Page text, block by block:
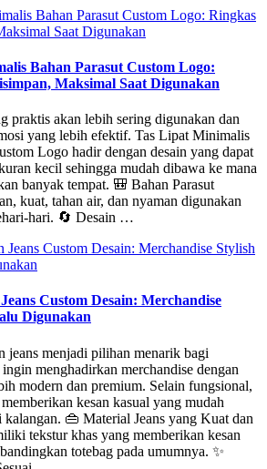
Bahan Parasut Custom Logo:
Maksimal Saat Digunakan
praktis akan lebih sering digunakan dan
yang lebih efektif. Tas Lipat Minimalis
Logo hadir dengan desain yang dapat
kecil sehingga mudah dibawa ke mana
banyak tempat. 🎒 Bahan Parasut
kuat, tahan air, dan nyaman digunakan
hari. 🔄 Desain …
Custom Desain: Merchandise
Digunakan
jeans menjadi pilihan menarik bagi
menghadirkan merchandise dengan
modern dan premium. Selain fungsional,
kesan kasual yang mudah
kalangan. 👜 Material Jeans yang Kuat dan
tekstur khas yang memberikan kesan
totebag pada umumnya. ✨